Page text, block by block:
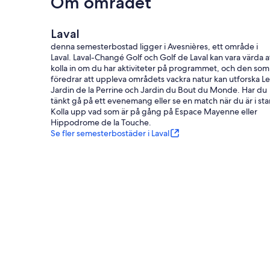
Laval
denna semesterbostad ligger i Avesnières, ett område i
Laval. Laval-Changé Golf och Golf de Laval kan vara värda
kolla in om du har aktiviteter på programmet, och den som
föredrar att uppleva områdets vackra natur kan utforska Le
Jardin de la Perrine och Jardin du Bout du Monde. Har du
tänkt gå på ett evenemang eller se en match när du är i
Kolla upp vad som är på gång på Espace Mayenne eller
Hippodrome de la Touche.
Se fler semesterbostäder i Laval